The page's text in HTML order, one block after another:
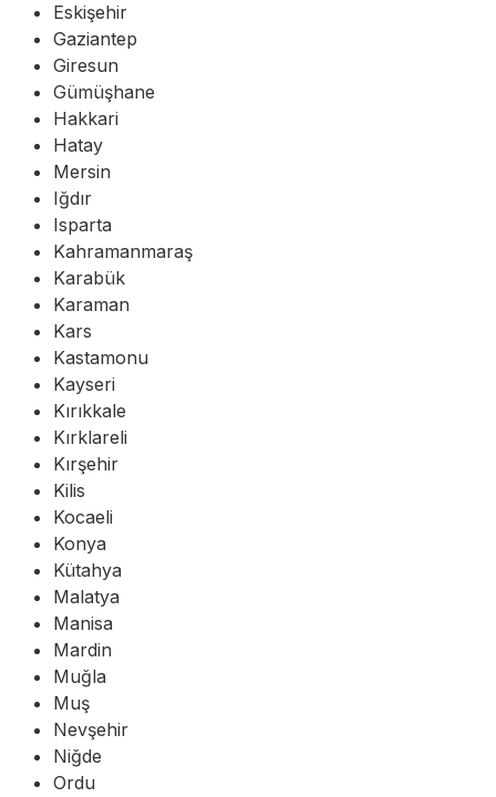
Eskişehir
Gaziantep
Giresun
Gümüşhane
Hakkari
Hatay
Mersin
Iğdır
Isparta
Kahramanmaraş
Karabük
Karaman
Kars
Kastamonu
Kayseri
Kırıkkale
Kırklareli
Kırşehir
Kilis
Kocaeli
Konya
Kütahya
Malatya
Manisa
Mardin
Muğla
Muş
Nevşehir
Niğde
Ordu